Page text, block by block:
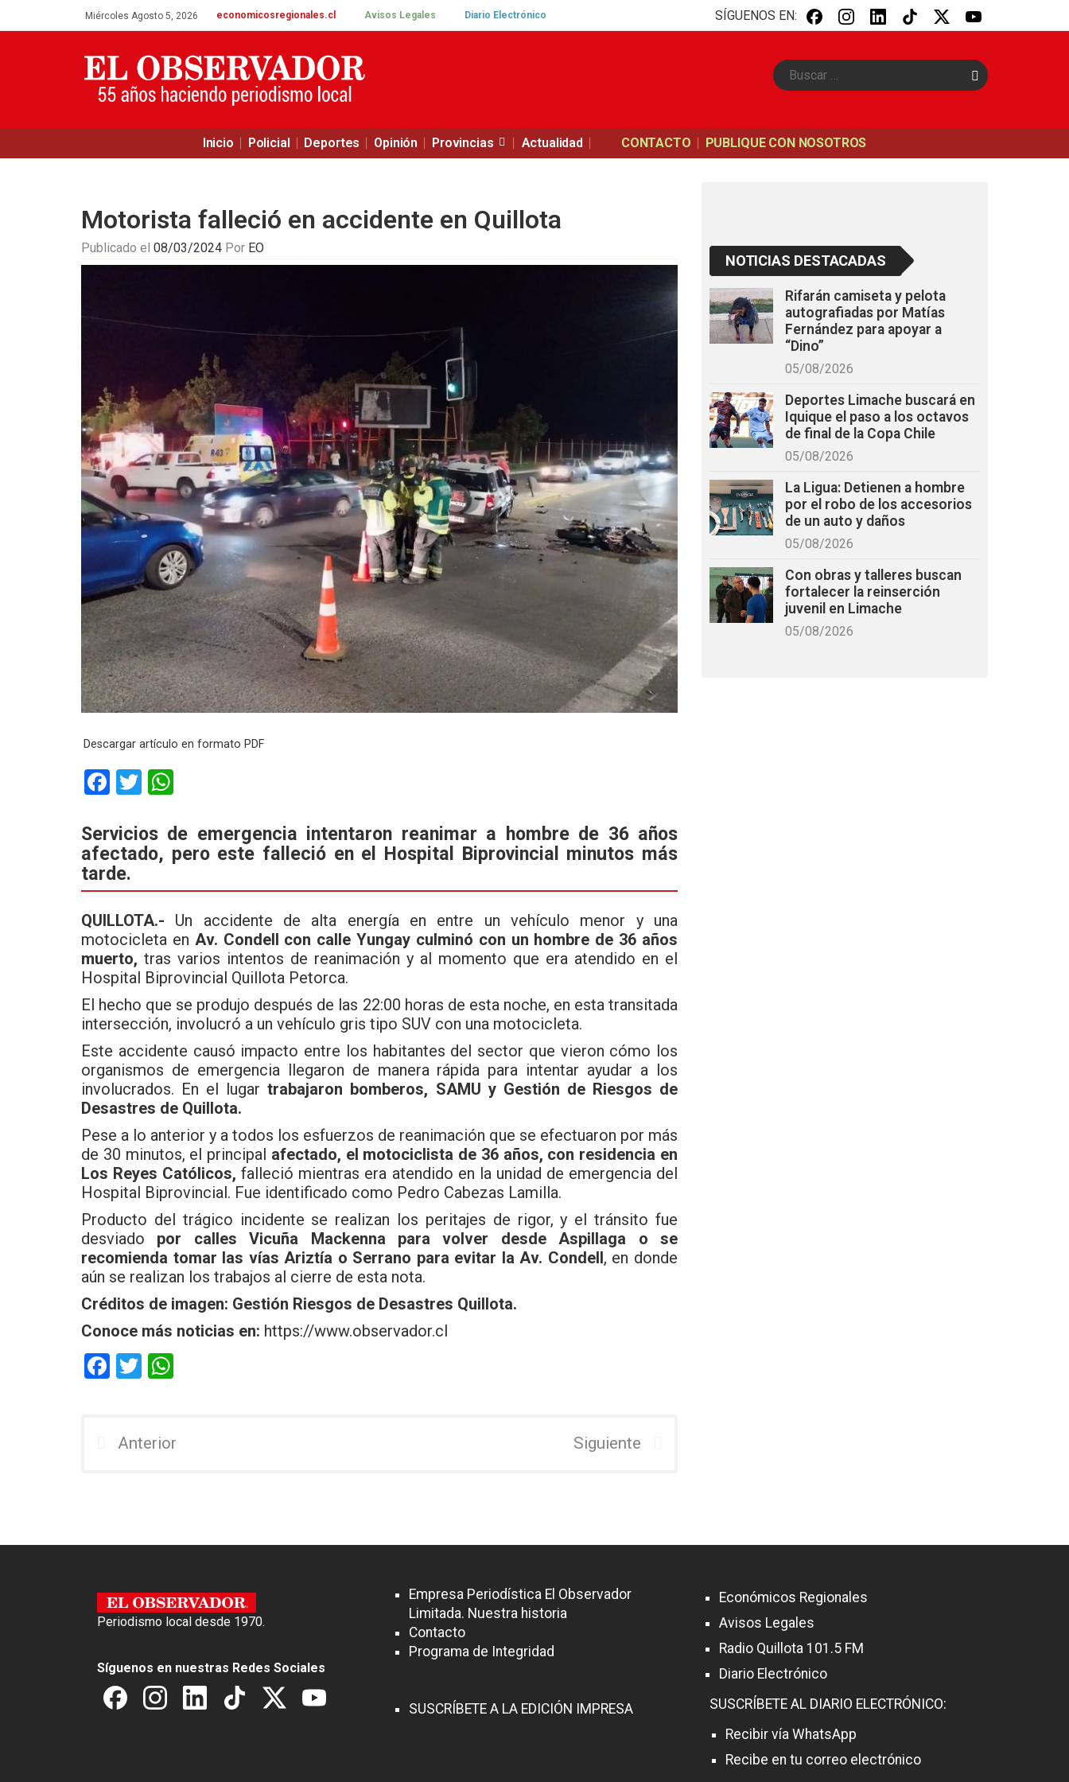
Miércoles Agosto 5, 2026 economicosregionales.cl Avisos Legales Diario Electrónico SÍGUENOS EN:
B
u
Inicio Policial Deportes Opinión Provincias Actualidad CONTACTO PUBLIQUE CON NOSOTROS
Motorista falleció en accidente en Quillota
Publicado el 08/03/2024 Por EO
Descargar artículo en formato PDF
F
ce
b
o
o
k
T
tt
er
at
s
A
p
p
Servicios de emergencia intentaron reanimar a hombre de 36 años
afectado, pero este falleció en el Hospital Biprovincial minutos más
tarde.
QUILLOTA.- Un accidente de alta energía en entre un vehículo menor y una
motocicleta en Av. Condell con calle Yungay culminó con un hombre de 36 años
muerto, tras varios intentos de reanimación y al momento que era atendido en el
Hospital Biprovincial Quillota Petorca.
El hecho que se produjo después de las 22:00 horas de esta noche, en esta transitada
intersección, involucró a un vehículo gris tipo SUV con una motocicleta.
Este accidente causó impacto entre los habitantes del sector que vieron cómo los
organismos de emergencia llegaron de manera rápida para intentar ayudar a los
involucrados. En el lugartrabajaron bomberos, SAMU y Gestión de Riesgos de
Desastres de Quillota.
Pese a lo anterior y a todos los esfuerzos de reanimación que se efectuaron por más
de 30 minutos, el principal afectado, el motociclista de 36 años, con residencia en
Los Reyes Católicos, falleció mientras era atendido en la unidad de emergencia del
Hospital Biprovincial. Fue identificado como Pedro Cabezas Lamilla.
Producto del trágico incidente se realizan los peritajes de rigor, y el tránsito fue
desviado por calles Vicuña Mackenna para volver desde Aspillaga o se
recomienda tomar las vías Ariztía o Serrano para evitar la Av. Condell, en donde
aún se realizan los trabajos al cierre de esta nota.
Créditos de imagen: Gestión Riesgos de Desastres Quillota.
Conoce más noticias en: https://www.observador.cl
F
b
T
er s
Anterior Siguiente
NOTICIAS DESTACADAS
Rifarán camiseta y pelota
autografiadas por Matías
Fernández para apoyar a
“Dino”
05/08/2026
Deportes Limache buscará en
Iquique el paso a los octavos
de final de la Copa Chile
05/08/2026
La Ligua: Detienen a hombre
por el robo de los accesorios
de un auto y daños
05/08/2026
Con obras y talleres buscan
fortalecer la reinserción
juvenil en Limache
05/08/2026
Periodismo local desde 1970.
Síguenos en nuestras Redes Sociales
Empresa Periodística El Observador
Limitada. Nuestra historia
Contacto
Programa de Integridad
SUSCRÍBETE A LA EDICIÓN IMPRESA
Económicos Regionales
Avisos Legales
Radio Quillota 101.5 FM
Diario Electrónico
SUSCRÍBETE AL DIARIO ELECTRÓNICO:
Recibir vía WhatsApp
Recibe en tu correo electrónico